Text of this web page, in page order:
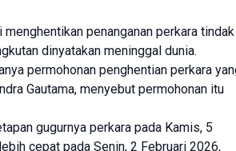
menghentikan penanganan perkara tindak
dinyatakan meninggal dunia.
permohonan penghentian perkara
Gautama, menyebut permohonan itu
gugurnya perkara pada Kamis, 5
cepat pada Senin, 2 Februari 2026,